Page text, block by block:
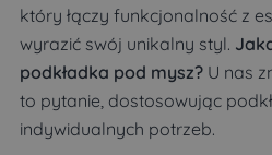
który łączy funkcjonalność z
wyrazić swój unikalny styl.
podkładka pod mysz? U nas
to pytanie, dostosowując
indywidualnych potrzeb.